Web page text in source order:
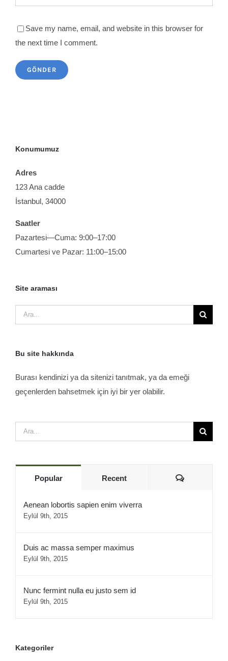
Save my name, email, and website in this browser for
the next time I comment.
Konumumuz
Adres
123 Ana cadde
İstanbul, 34000
Saatler
Pazartesi—Cuma: 9:00–17:00
Cumartesi ve Pazar: 11:00–15:00
Site araması
Ara:
Bu site hakkında
Burası kendinizi ya da sitenizi tanıtmak, ya da emeği
geçenlerden bahsetmek için iyi bir yer olabilir.
Ara:
Popular Recent Yorum
Aenean lobortis sapien enim viverra
Eylül 9th, 2015
Duis ac massa semper maximus
Eylül 9th, 2015
Nunc fermint nulla eu justo sem id
Eylül 9th, 2015
Kategoriler